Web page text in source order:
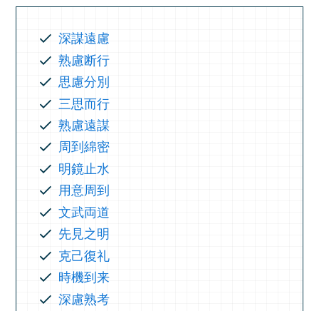
深謀遠慮
熟慮断行
思慮分別
三思而行
熟慮遠謀
周到綿密
明鏡止水
用意周到
文武両道
先見之明
克己復礼
時機到来
深慮熟考